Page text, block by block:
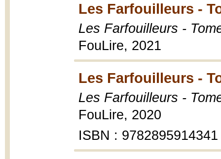
Les Farfouilleurs -
Les Farfouilleurs -
FouLire, 2021
Les Farfouilleurs -
Les Farfouilleurs -
FouLire, 2020
ISBN : 9782895914341